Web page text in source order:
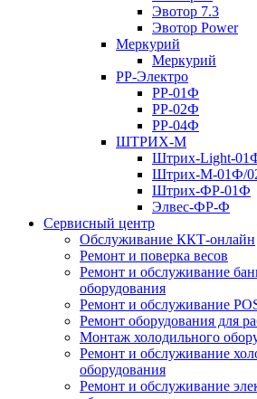
Эвотор 7.3
Эвотор Power
Меркурий
Меркурий
РР-Электро
РР-01Ф
РР-02Ф
РР-04Ф
ШТРИХ-М
Штрих-Light-
Штрих-М-01Ф/
Штрих-ФР-01Ф
Элвес-ФР-Ф
Сервисный центр
Обслуживание ККТ-онлайн
Ремонт и поверка весов
Ремонт и обслуживание
оборудования
Ремонт и обслуживание
Ремонт оборудования для
Монтаж холодильного
Ремонт и обслуживание
оборудования
Ремонт и обслуживание